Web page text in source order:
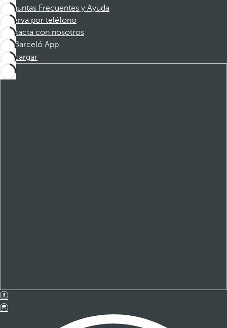
Preguntas Frecuentes y Ayuda
Reserva por teléfono
Contacta con nosotros
Barceló App
Descargar